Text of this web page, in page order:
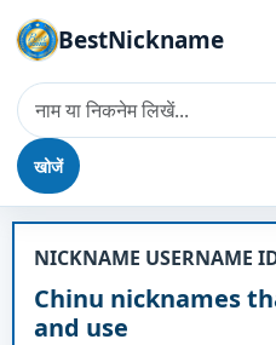
BestNickname
खोजें
उपनाम - Chinu
NICKNAME USERNAME
Chinu nicknames
and use